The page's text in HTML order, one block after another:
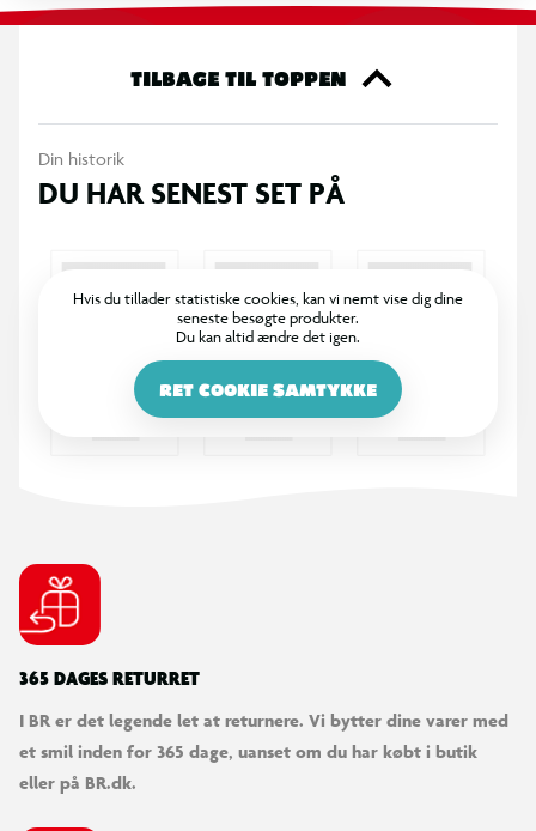
TILBAGE TIL TOPPEN
Din historik
DU HAR SENEST SET PÅ
Hvis du tillader statistiske cookies, kan vi nemt vise dig dine
seneste besøgte produkter.
Du kan altid ændre det igen.
RET COOKIE SAMTYKKE
365 DAGES RETURRET
I BR er det legende let at returnere. Vi bytter dine varer med
et smil inden for 365 dage, uanset om du har købt i butik
eller på BR.dk.